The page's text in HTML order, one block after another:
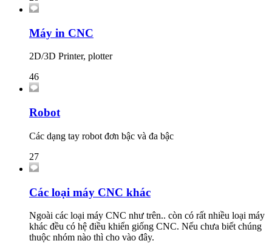
Máy in CNC
2D/3D Printer, plotter
46
Robot
Các dạng tay robot đơn bậc và đa bậc
27
Các loại máy CNC khác
Ngoài các loại máy CNC như trên.. còn có rất nhiều loại máy
khác đều có hệ điều khiển giống CNC. Nếu chưa biết chúng
thuộc nhóm nào thì cho vào đây.